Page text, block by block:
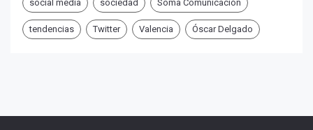
social media sociedad Soma Comunicación
tendencias Twitter Valencia Óscar Delgado